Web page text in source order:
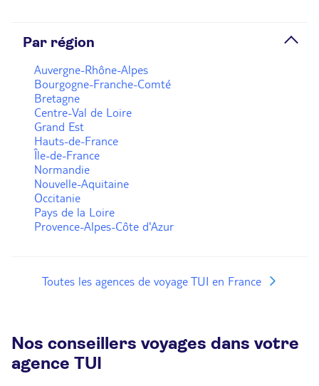
Agence TUI Lille adhérente Océane Voyages
Escales du Monde
Fermé.Ouvre demain à 10:00
50 rue Pierre Mauroy 59000 Lille
Fermé.Ouvre demain à 10:00
Par région
Auvergne-Rhône-Alpes
Bourgogne-Franche-Comté
Bretagne
Centre-Val de Loire
Grand Est
Hauts-de-France
Île-de-France
Normandie
Nouvelle-Aquitaine
Occitanie
Pays de la Loire
Provence-Alpes-Côte d'Azur
Toutes les agences de voyage TUI en France
Nos conseillers voyages dans votre
agence TUI